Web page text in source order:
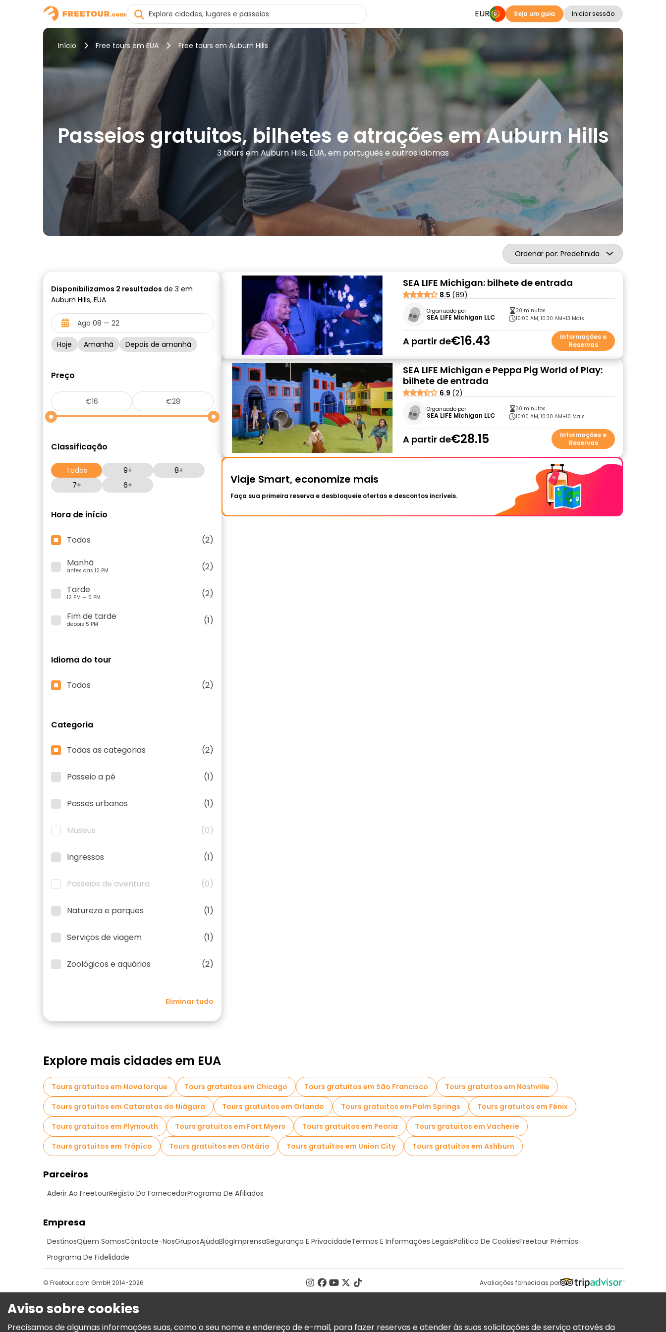
EUR Seja um guia Iniciar sessão
Início Free tours em EUA Free tours em Auburn Hills
Passeios gratuitos, bilhetes e atrações em Auburn Hills
3 tours em Auburn Hills, EUA, em português e outros idiomas
Ordenar por: Predefinida
Disponibilizamos 2 resultados de 3 em
Auburn Hills, EUA
Hoje Amanhã Depois de amanhã
Preço
Classificação
Todos 9+
8+
7+
6+
Hora de início
Todos
(2)
Manhã
antes das 12 PM
(2)
Tarde
12 PM — 5 PM
(2)
Fim de tarde
depois 5 PM (1)
Idioma do tour
Todos (2)
Categoria
Todas as categorias (2)
Passeio a pé (1)
Passes urbanos (1)
Museus (0)
Ingressos (1)
Passeios de aventura (0)
Natureza e parques (1)
Serviços de viagem (1)
Zoológicos e aquários (2)
Eliminar tudo
SEA LIFE Michigan: bilhete de entrada
8.5 (89)
Organizado por
SEA LIFE Michigan LLC
30 minutos
10:00 AM, 10:30 AM+13 Mais
A partir de€16.43
Informações e
Reservas
SEA LIFE Michigan e Peppa Pig World of Play:
bilhete de entrada
6.9 (2)
Organizado por
SEA LIFE Michigan LLC
30 minutos
10:00 AM, 10:30 AM+10 Mais
A partir de€28.15
Informações e
Reservas
Viaje Smart, economize mais
Faça sua primeira reserva e desbloqueie ofertas e descontos incríveis.
Explore mais cidades em EUA
Tours gratuitos em Nova Iorque Tours gratuitos em Chicago Tours gratuitos em São Francisco
Tours gratuitos em Nashville
Tours gratuitos em Cataratas do Niágara
Tours gratuitos em Orlando Tours gratuitos em Palm Springs
Tours gratuitos em Fénix
Tours gratuitos em Plymouth
Tours gratuitos em Fort Myers Tours gratuitos em Peoria
Tours gratuitos em Vacherie
Tours gratuitos em Trópico
Tours gratuitos em Ontário Tours gratuitos em Union City Tours gratuitos em Ashburn
Parceiros
Aderir Ao FreetourRegisto Do FornecedorPrograma De Afiliados
Empresa
DestinosQuem SomosContacte-NosGruposAjudaBlogImprensaSegurança E PrivacidadeTermos E Informações LegaisPolítica De CookiesFreetour Prémios
Programa De Fidelidade
Avaliações fornecidas por
© Freetour.com GmbH 2014-2026
Aviso sobre cookies
Precisamos de algumas informações suas, como o seu nome e endereço de e-mail, para fazer reservas e atender às suas solicitações de serviço através da